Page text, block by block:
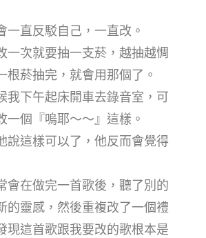
一直反駁自己，一直改。
一次就要抽一支菸，越抽越惆
根菸抽完，就會用那個了。
我下午起床開車去錄音室，可
一個『嗚耶～～』這樣。
說這樣可以了，他反而會覺得
會在做完一首歌後，聽了別的
的靈感，然後重複改了一個禮
現這首歌跟我要改的歌根本是